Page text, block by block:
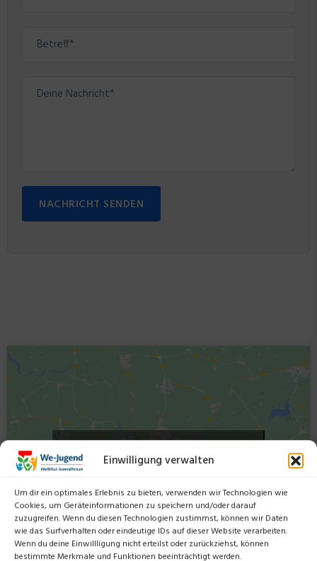
Einwilligung verwalten
Um dir ein optimales Erlebnis zu bieten, verwenden wir Technologien wie
Cookies, um Geräteinformationen zu speichern und/oder darauf
zuzugreifen. Wenn du diesen Technologien zustimmst, können wir Daten
wie das Surfverhalten oder eindeutige IDs auf dieser Website verarbeiten.
Wenn du deine Einwillligung nicht erteilst oder zurückziehst, können
bestimmte Merkmale und Funktionen beeinträchtigt werden.
NACHRICHT SENDEN
akzeptieren und diesen Inhalt zu aktivieren